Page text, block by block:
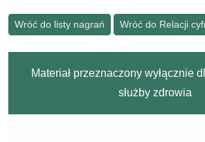
Wróć do listy nagrań Wróć do Relacji
Materiał przeznaczony wyłącznie
służby zdrowia